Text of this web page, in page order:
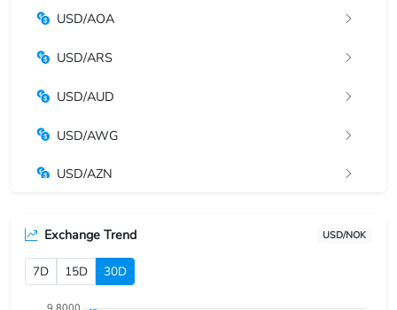
USD/AOA
USD/ARS
USD/AUD
USD/AWG
USD/AZN
USD/BDT
Exchange Trend USD/NOK
7D 15D 30D